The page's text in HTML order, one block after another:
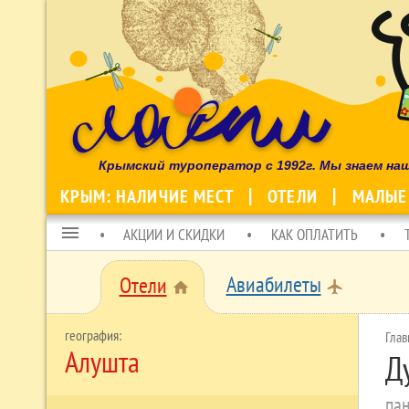
Крымский туроператор с 1992г. Мы знаем
КРЫМ: НАЛИЧИЕ МЕСТ ОТЕЛИ МАЛЫЕ
menu АКЦИИ И СКИДКИ КАК ОПЛАТИТЬ
Отели home Авиабилеты local_airport
Алушта